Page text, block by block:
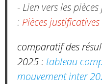
- Lien vers les
: Pièces
comparatif des
2025 : tableau
mouvement inter